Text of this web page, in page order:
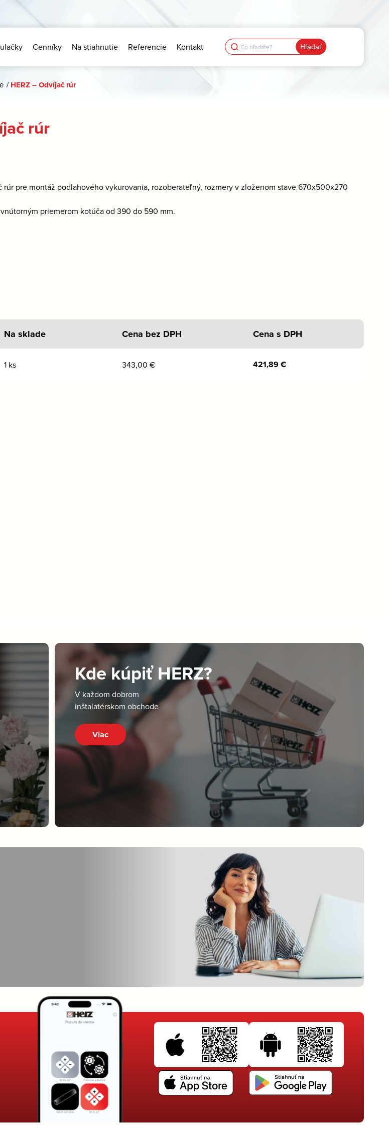
Cenníky Na stiahnutie Referencie Kontakt Search
for:
/ HERZ – Odvíjač rúr
rúr
rúr pre montáž podlahového vykurovania, rozoberateľný, rozmery v zloženom stave 670x500x270
priemerom kotúča od 390 do 590 mm.
Na sklade Cena bez DPH Cena s DPH
1 ks 343,00 € 421,89€
Kde kúpiť HERZ?
V každom dobrom
inštalatérskom obchode
Viac